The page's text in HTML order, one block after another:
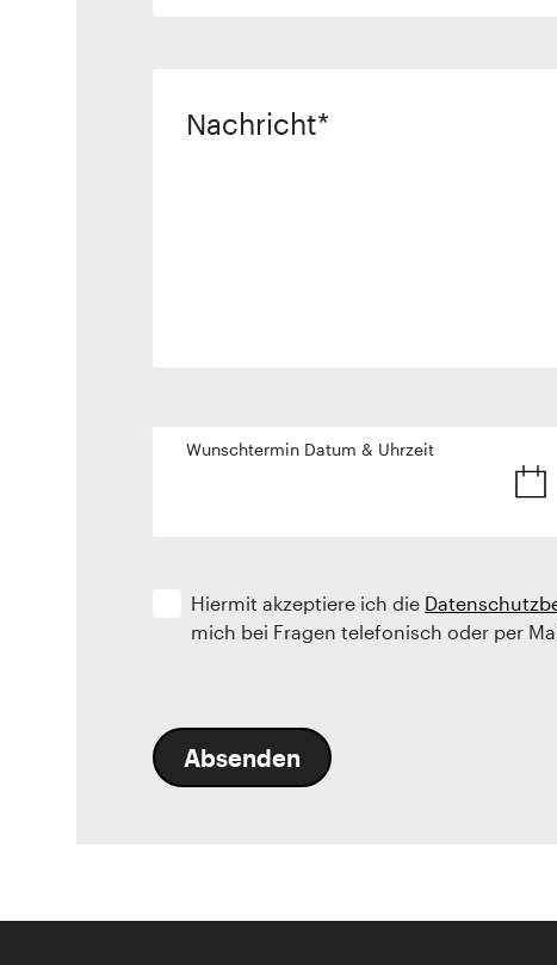
Nachricht
Wunschtermin Datum & Uhrzeit
Hiermit akzeptiere ich die
mich bei Fragen telefonisch oder per
Absenden